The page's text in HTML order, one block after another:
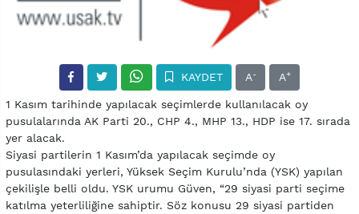
KAYDET A- A+
1 Kasım tarihinde yapılacak seçimlerde kullanılacak oy
pusulalarında AK Parti 20., CHP 4., MHP 13., HDP ise 17. sırada
yer alacak.
Siyasi partilerin 1 Kasım’da yapılacak seçimde oy
pusulasındaki yerleri, Yüksek Seçim Kurulu’nda (YSK) yapılan
çekilişle belli oldu. YSK urumu Güven, “29 siyasi parti seçime
katılma yeterliliğine sahiptir. Söz konusu 29 siyasi partiden